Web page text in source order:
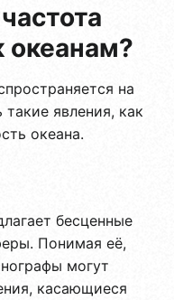
океанам?
на
явления, как
океана.
бесценные
Понимая её,
могут
касающиеся